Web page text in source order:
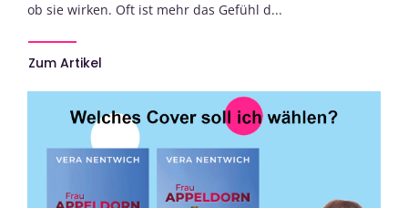
ob sie wirken. Oft ist mehr das Gefühl d...
Zum Artikel